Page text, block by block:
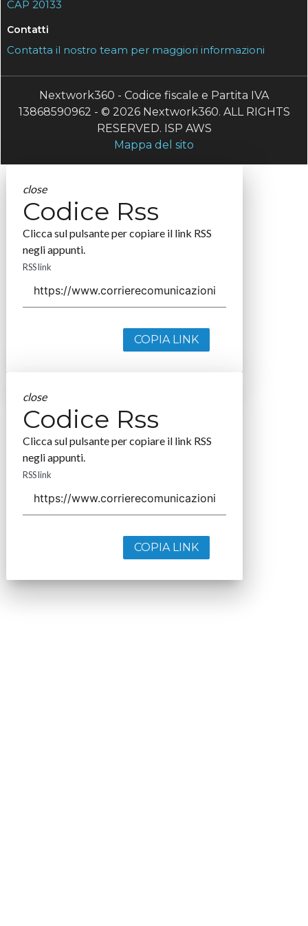
CAP 20133
Contatti
Contatta il nostro team per maggiori informazioni
Nextwork360 - Codice fiscale e Partita IVA
13868590962 - © 2026 Nextwork360. ALL RIGHTS
RESERVED. ISP AWS
Mappa del sito
close
Codice Rss
Clicca sul pulsante per copiare il link RSS
negli appunti.
RSS link
COPIA LINK
close
Codice Rss
Clicca sul pulsante per copiare il link RSS
negli appunti.
RSS link
COPIA LINK